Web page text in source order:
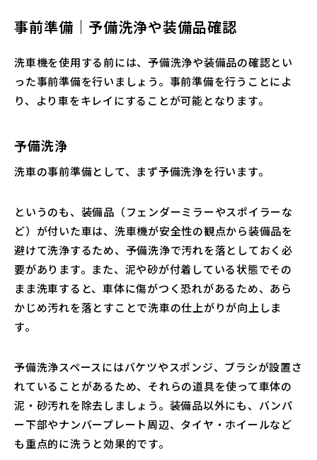
事前準備｜予備洗浄や装備品確認
洗車機を使用する前には、予備洗浄や装備品の確認とい
った事前準備を行いましょう。事前準備を行うことによ
り、より車をキレイにすることが可能となります。
予備洗浄
洗車の事前準備として、まず予備洗浄を行います。
というのも、装備品（フェンダーミラーやスポイラーな
ど）が付いた車は、洗車機が安全性の観点から装備品を
避けて洗浄するため、予備洗浄で汚れを落としておく必
要があります。また、泥や砂が付着している状態でその
まま洗車すると、車体に傷がつく恐れがあるため、あら
かじめ汚れを落とすことで洗車の仕上がりが向上しま
す。
予備洗浄スペースにはバケツやスポンジ、ブラシが設置さ
れていることがあるため、それらの道具を使って車体の
泥・砂汚れを除去しましょう。装備品以外にも、バンパ
ー下部やナンバープレート周辺、タイヤ・ホイールなど
も重点的に洗うと効果的です。